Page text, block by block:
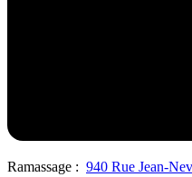
Ramassage : 940 Rue Jean-